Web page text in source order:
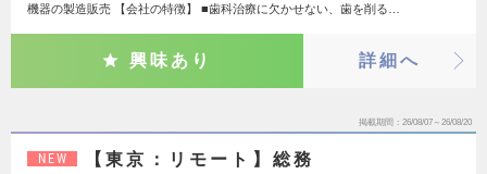
機器の製造販売 【会社の特徴】 ■歯科治療に欠かせない、歯を削る…
興味あり 詳細へ
掲載期間 26/08/07～26/08/20
NEW 【東京：リモート】総務